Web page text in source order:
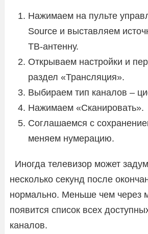
Нажимаем на пульте
Source и выставляем
ТВ-антенну.
Открываем настройки и
раздел «Трансляция».
Выбираем тип каналов –
Нажимаем «Сканировать».
Соглашаемся с
меняем нумерацию.
Иногда телевизор может
несколько секунд после
нормально. Меньше чем через
появится список всех
каналов.